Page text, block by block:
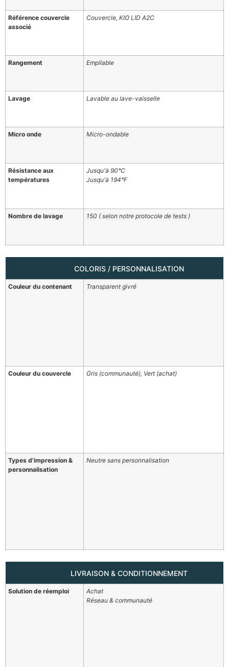
Référence couvercle
associé
Couvercle, KIO LID A2C
Rangement Empilable
Lavage Lavable au lave-vaisselle
Micro onde Micro-ondable
Résistance aux
températures
Jusqu'à 90°C
Jusqu'à 194°F
Nombre de lavage 150 ( selon notre protocole de tests )
COLORIS / PERSONNALISATION
Couleur du contenant Transparent givré
Couleur du couvercle Gris (communauté), Vert (achat)
Types d'impression &
personnalisation
Neutre sans personnalisation
LIVRAISON & CONDITIONNEMENT
Solution de réemploi
Achat
Réseau & communauté